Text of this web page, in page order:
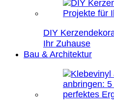
DIY
Ihr Zuhause
Bau & Architektur